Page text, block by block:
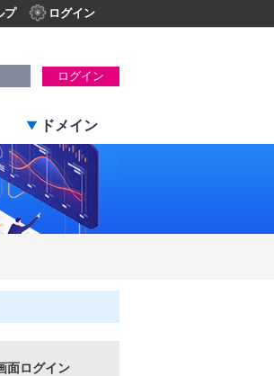
プ ログイン
ログイン
ドメイン
面ログイン